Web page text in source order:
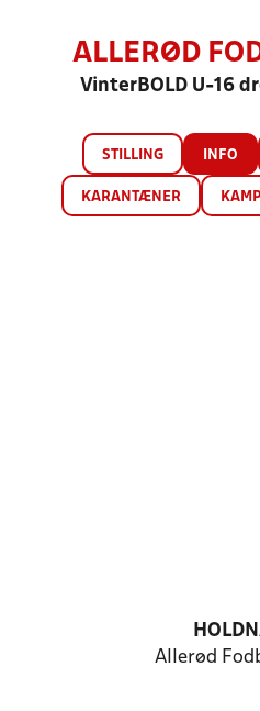
ALLERØD
VinterBOLD U-16
STILLING INFO
KARANTÆNER
Allerød